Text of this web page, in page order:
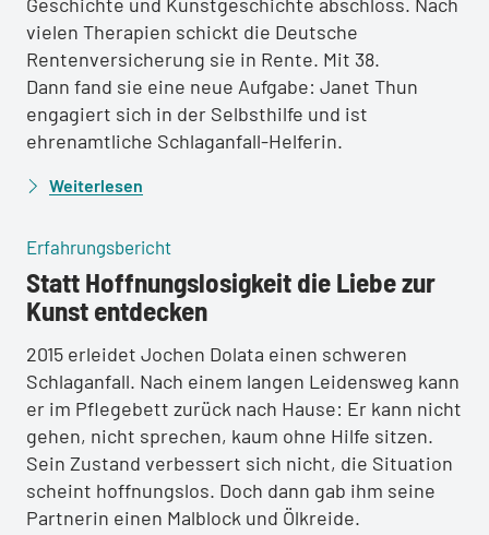
vielen Therapien schickt die Deutsche
Rentenversicherung sie in Rente. Mit 38.
Dann fand sie eine neue Aufgabe: Janet Thun
engagiert sich in der Selbsthilfe und ist
ehrenamtliche Schlaganfall-Helferin.
Weiterlesen
Erfahrungsbericht:
Statt Hoffnungslosigkeit die Liebe zur
Kunst entdecken
2015 erleidet Jochen Dolata einen schweren
Schlaganfall. Nach einem langen Leidensweg kann
er im Pflegebett zurück nach Hause: Er kann nicht
gehen, nicht sprechen, kaum ohne Hilfe sitzen.
Sein Zustand verbessert sich nicht, die Situation
scheint hoffnungslos. Doch dann gab ihm seine
Partnerin einen Malblock und Ölkreide.